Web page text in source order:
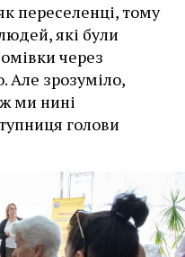
переселенці, тому
які були
через
Але зрозуміло,
ми нині
голови